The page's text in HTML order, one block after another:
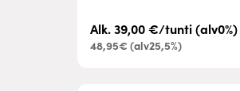
Alk. 39,00 €/tunti (alv0%)
48,95€ (alv25,5%)